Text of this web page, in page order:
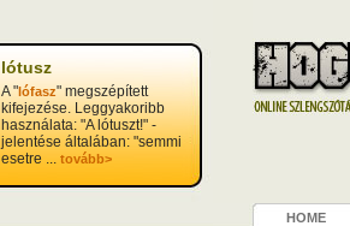
lótusz
A "lófasz" megszépített
kifejezése. Leggyakoribb
használata: "A lótuszt!" -
jelentése általában: "semmi
esetre ... tovább>
HOME